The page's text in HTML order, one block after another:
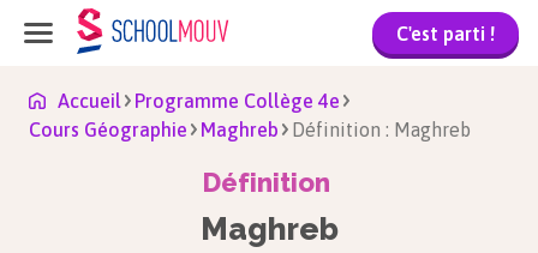
C'est parti !
Accueil
Programme Collège 4e
Cours Géographie
Maghreb Définition : Maghreb
Définition
Maghreb